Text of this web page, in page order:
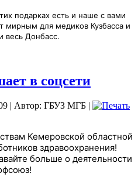
подарках есть и наше с вами
мирным для медиков Кузбасса и
весь Донбасс.
в соцсети
| Автор: ГБУЗ МГБ |
Кемеровской областной
здравоохранения!
больше о деятельности